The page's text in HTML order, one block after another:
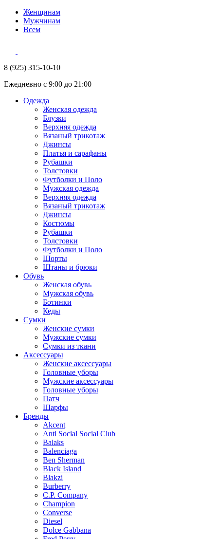
Женщинам
Мужчинам
Всем
8 (925) 315-10-10
Ежедневно с 9:00 до 21:00
Одежда
Женская одежда
Блузки
Верхняя одежда
Вязаный трикотаж
Джинсы
Платья и сарафаны
Рубашки
Толстовки
Футболки и Поло
Мужская одежда
Верхняя одежда
Вязаный трикотаж
Джинсы
Костюмы
Рубашки
Толстовки
Футболки и Поло
Шорты
Штаны и брюки
Обувь
Женская обувь
Мужская обувь
Ботинки
Кеды
Сумки
Женские сумки
Мужские сумки
Сумки из ткани
Аксессуары
Женские аксессуары
Головные уборы
Мужские аксессуары
Головные уборы
Патч
Шарфы
Бренды
Akcent
Anti Social Social Club
Balaks
Balenciaga
Ben Sherman
Black Island
Blakzi
Burberry
C.P. Company
Champion
Converse
Diesel
Dolce Gabbana